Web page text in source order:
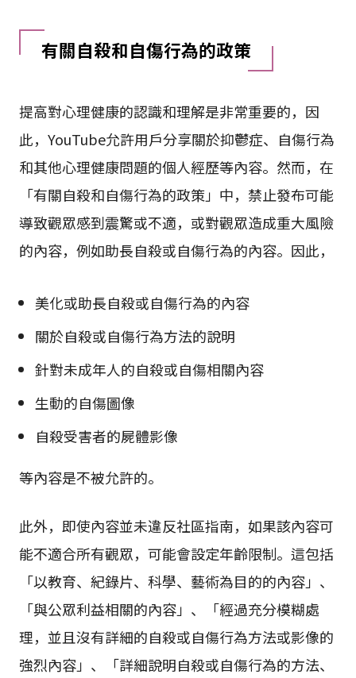
有關自殺和自傷行為的政策
提高對心理健康的認識和理解是非常重要的，因
此，YouTube允許用戶分享關於抑鬱症、自傷行為
和其他心理健康問題的個人經歷等內容。然而，在
「有關自殺和自傷行為的政策」中，禁止發布可能
導致觀眾感到震驚或不適，或對觀眾造成重大風險
的內容，例如助長自殺或自傷行為的內容。因此，
美化或助長自殺或自傷行為的內容
關於自殺或自傷行為方法的說明
針對未成年人的自殺或自傷相關內容
生動的自傷圖像
自殺受害者的屍體影像
等內容是不被允許的。
此外，即使內容並未違反社區指南，如果該內容可
能不適合所有觀眾，可能會設定年齡限制。這包括
「以教育、紀錄片、科學、藝術為目的的內容」、
「與公眾利益相關的內容」、「經過充分模糊處
理，並且沒有詳細的自殺或自傷行為方法或影像的
強烈內容」、「詳細說明自殺或自傷行為的方法、